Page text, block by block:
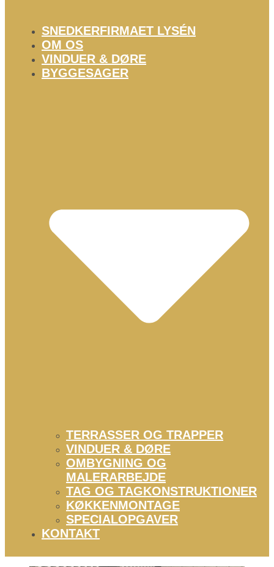
SNEDKERFIRMAET LYSÉN
OM OS
VINDUER & DØRE
BYGGESAGER
TERRASSER OG TRAPPER
VINDUER & DØRE
OMBYGNING OG
MALERARBEJDE
TAG OG TAGKONSTRUKTIONER
KØKKENMONTAGE
SPECIALOPGAVER
KONTAKT